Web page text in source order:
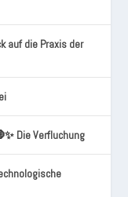
auf die Praxis der
Die Verfluchung